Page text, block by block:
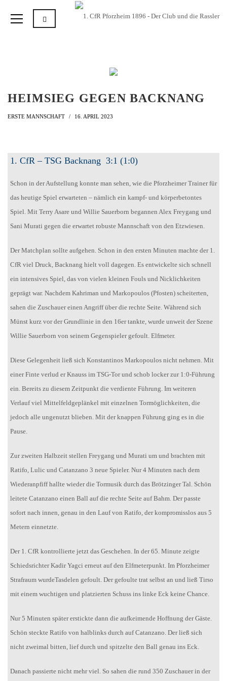
HEIMSIEG GEGEN BACKNANG
ERSTE MANNSCHAFT 16. APRIL 2023
1. CfR – TSG Backnang 3:1 (1:0)
Schon in der Aufstellung konnte man sehen, wie die Pforzheimer Trainer für
das heutige Spiel erwarteten – nämlich ein kampf- und körperbetontes
Spiel. Mit Terry Asare und Willie Sauerborn begannen Alex Freygang und
Sani Murati gegen die erwartet robuste Mannschaft von den Etzwiesen.
Der Matchplan sollte aufgehen. Schon in den ersten Minuten machte der 1.
CfR viel Druck, Backnang hielt voll dagegen. Es entwickelte sich schnell
ein intensives Spiel, das von vielen kleinen Fouls und Nicklichkeiten
geprägt war. Nachdem Kahriman und Markopoulos (Pfosten) scheiterten,
sahen die Zuschauer einen Angriff über die rechte Seite. Während sich
Münst kurz vor der Grundlinie in den 16er tankte, wurde unweit der Szene
Willie Sauerborn von seinem Gegenspieler gefoult. Elfmeter.
Diese Gelegenheit ließ sich Konstantinos Markopoulos nicht nehmen. Mit
einer Finte verlud er Knauss im TSG-Tor und schob locker zur 1:0-Führung
ein. Bereits zu diesem Zeitpunkt die verdiente Führung. Im weiteren
Verlauf viel Mittelfeldgeplänkel mit einzelnen Tormöglichkeiten, die
jedoch alle ungenutzt blieben. Mit der knappen Führung ging es in die
Pause.
Zur zweiten Halbzeit stellen Freygang und Murati um und brachten mit
Ratifo, Lulic und Catanzano 3 neue Spieler. Nur 4 Minuten nach dem
Wiederanpfiff hallte wieder die Tormusik durch das Brötzinger Tal. Schön
leitete Catanzano einen Ball auf die rechte Seite auf Bahm. Der passte
sofort nach innen, genau in den Lauf von Ratifo, der kompromisslos aus 5
Metern einnetzte.
Der 1. CfR kontrollierte jetzt das Geschehen. In der 65. Minute zeigte
Schiedsrichter Kadir Yagci erneut auf den Elfmeterpunkt. Im Pforzheimer
Strafraum wurdeTasdelen gefoult. Der gefoulte trat selbst an und ließ Tirso
mit einem wuchtigen und platzierten Schuss ins linke Eck keine Chance.
Nur 5 Minuten später erstickte dann die aufkeimende Hoffnung der Gäste.
Schön steckte Ratifo von halblinks durch auf Catanzano. Der ließ sich
nicht zweimal bitten, lief durch und spitzelte den Ball genau ins Eck.
Danach passierte nicht mehr viel. So sahen die rund 350 Zuschauer in der